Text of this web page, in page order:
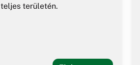
teljes területén.